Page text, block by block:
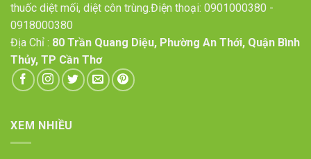
thuốc diệt mối, diệt côn trùng.Điện thoại: 0901000380 -
0918000380
Địa Chỉ : 80 Trần Quang Diệu, Phường An Thới, Quận Bình
Thủy, TP Cần Thơ
XEM NHIỀU